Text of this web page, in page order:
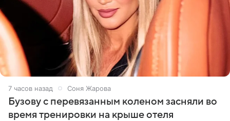
7 часов назад Соня Жарова
Бузову с перевязанным коленом засняли во
время тренировки на крыше отеля